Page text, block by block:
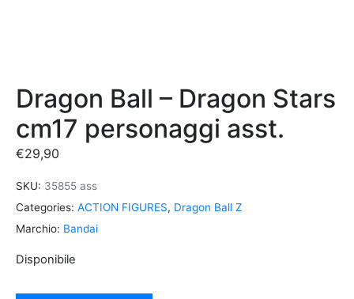
Dragon Ball – Dragon Stars
cm17 personaggi asst.
€29,90
SKU: 35855 ass
Categories: ACTION FIGURES, Dragon Ball Z
Marchio: Bandai
Disponibile